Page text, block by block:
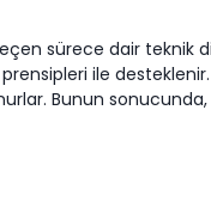
sürece dair teknik
ile
Bunun